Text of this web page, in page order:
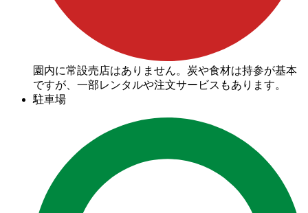
園内に常設売店はありません。炭や食材は持参が基本
ですが、一部レンタルや注文サービスもあります。
駐車場